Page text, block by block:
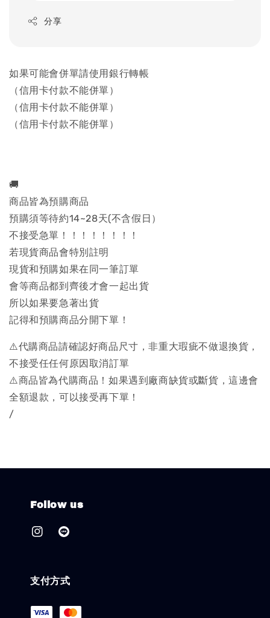
分享
如果可能會併單請使用銀行轉帳
（信用卡付款不能併單）
（信用卡付款不能併單）
（信用卡付款不能併單）
🚚
商品皆為預購商品
預購須等待約14~28天(不含假日）
不接受急單！！！！！！！！
若現貨商品會特別註明
現貨和預購如果在同一筆訂單
會等商品都到齊後才會一起出貨
所以如果要急著出貨
記得和預購商品分開下單！
⚠️代購商品請確認好商品尺寸，非重大瑕疵不做退換貨，
不接受任任何原因取消訂單
⚠️商品皆為代購商品！如果遇到廠商缺貨或斷貨，這邊會
全額退款，可以接受再下單！
/
Follow us
支付方式